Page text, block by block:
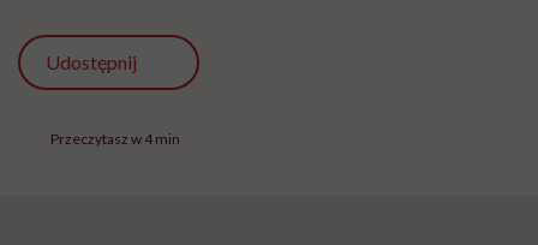
Udostępnij
Przeczytasz w 4 min